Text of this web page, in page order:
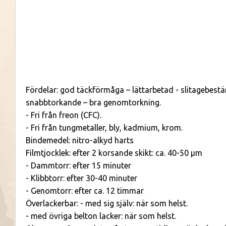
Fördelar: god täckförmåga – lättarbetad -
snabbtorkande – bra genomtorkning.
- Fri från freon (CFC).
- Fri från tungmetaller, bly, kadmium, krom.
Bindemedel: nitro-alkyd harts
Filmtjocklek: efter 2 korsande skikt: ca. 40-50 μm
- Dammtorr: efter 15 minuter
- Klibbtorr: efter 30-40 minuter
- Genomtorr: efter ca. 12 timmar
Överlackerbar: - med sig själv: när som helst.
- med övriga belton lacker: när som helst.